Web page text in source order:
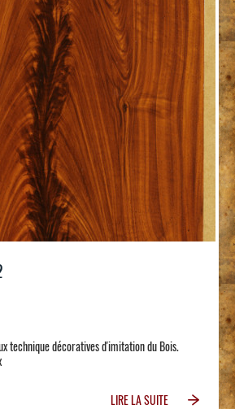
technique décoratives d'imitation du Bois.
LIRE LA SUITE